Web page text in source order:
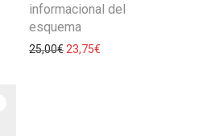
informacional del
esquema
25,00€ 23,75€